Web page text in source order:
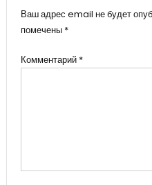
Ваш адрес email не будет
помечены *
Комментарий *